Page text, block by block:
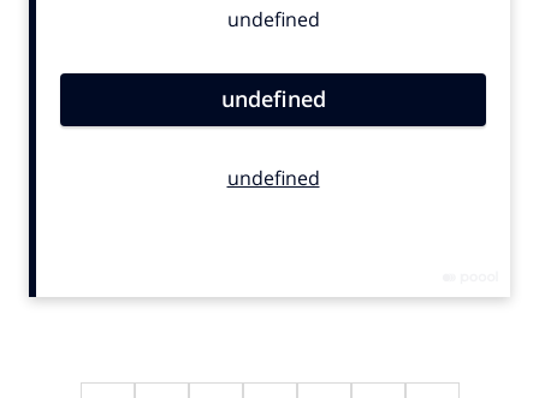
Contentmarketing
Effectiviteit